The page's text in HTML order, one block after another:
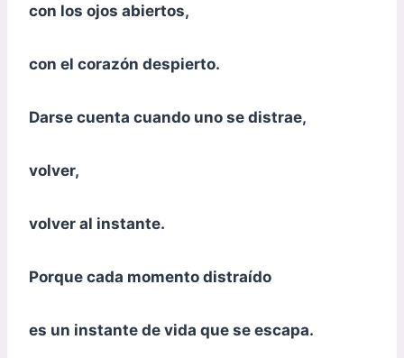
con los ojos abiertos,
con el corazón despierto.
Darse cuenta cuando uno se distrae,
volver,
volver al instante.
Porque cada momento distraído
es un instante de vida que se escapa.